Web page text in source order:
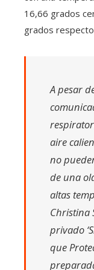
16,66 grados
grados
A pesar
aire
no
de una
altas
Christina
privado
que